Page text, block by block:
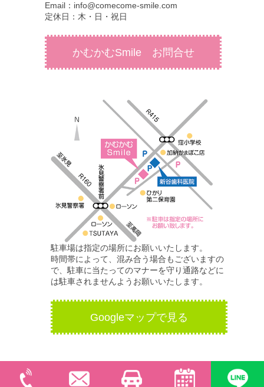
Email：info@comecome-smile.com
定休日：木・日・祝日
かむかむSmile お問合せ
駐車場は指定の場所にお願いいたします。
時間帯によって、混み合う場合もございますの
で、駐車に当たってのマナーを守り通路などに
は駐車されませんようお願いいたします。
Googleマップで見る